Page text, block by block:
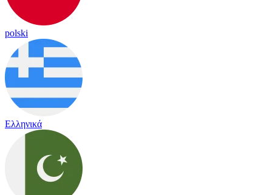
polski
Ελληνικά